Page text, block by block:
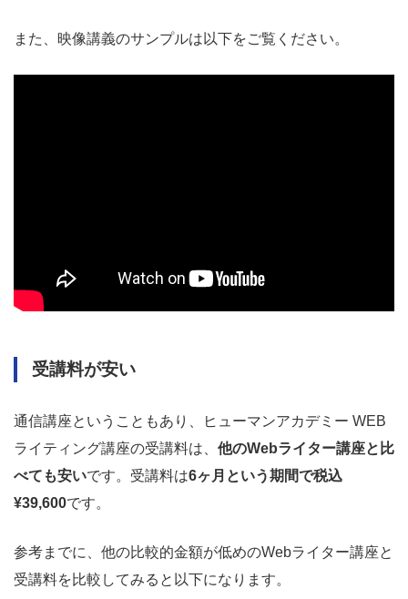
また、映像講義のサンプルは以下をご覧ください。
受講料が安い
通信講座ということもあり、ヒューマンアカデミー WEB
ライティング講座の受講料は、 他のWebライター講座と比
べても安いです。受講料は6ヶ月という期間で税込
¥39,600です。
参考までに、他の比較的金額が低めのWebライター講座と
受講料を比較してみると以下になります。